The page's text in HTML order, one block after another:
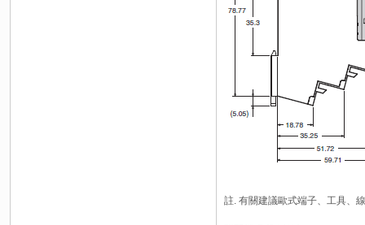
註. 有關建議歐式端子、工具、